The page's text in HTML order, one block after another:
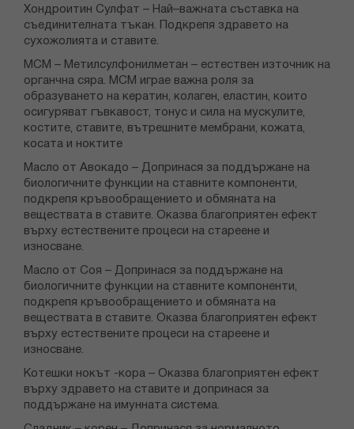
Хондроитин Сулфат – Най–важната съставка на
съединителната тъкан. Подкрепя здравето на
сухожолията и ставите.
МСМ – Метилсулфонилметан – естествен източник на
органчна сяра. МСМ играе важна роля за
образуването на кератин, колаген, еластин, които
осигуряват гъвкавост, тонус и сила на мускулите,
костите, ставите, вътрешните мембрани, кожата,
косата и ноктите
Масло от Авокадо – Допринася за поддържане на
биологичните функции на ставните компоненти,
подкрепя кръвообращението и обмяната на
веществата в ставите. Оказва благоприятен ефект
върху естествените процеси на стареене и
износване.
Масло от Соя – Допринася за поддържане на
биологичните функции на ставните компоненти,
подкрепя кръвообращението и обмяната на
веществата в ставите. Оказва благоприятен ефект
върху естествените процеси на стареене и
износване.
Котешки нокът -кора – Оказва благоприятен ефект
върху здравето на ставите и допринася за
поддържане на имунната система.